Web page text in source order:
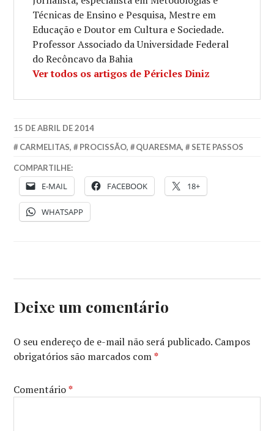
Técnicas de Ensino e Pesquisa, Mestre em
Educação e Doutor em Cultura e Sociedade.
Professor Associado da Universidade Federal
do Recôncavo da Bahia
Ver todos os artigos de Péricles Diniz
15 DE ABRIL DE 2014
CARMELITAS, PROCISSÃO, QUARESMA, SETE PASSOS
COMPARTILHE:
E-MAIL FACEBOOK 18+
WHATSAPP
Deixe um comentário
O seu endereço de e-mail não será publicado. Campos
obrigatórios são marcados com*
Comentário*